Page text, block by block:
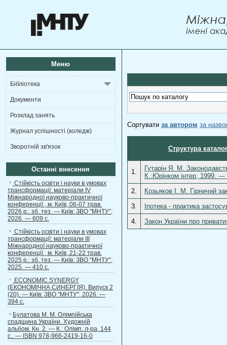
Меню
Бібліотека
Документи
Розклад занять
Журнал успішності (коледж)
Зворотній зв'язок
Останні внесення
Стійкість освіти і науки в умовах
трансформації: матеріали ІV
Міжнародної науково-практичної
конференції , м. Київ, 06-07 трав.
2026 р.: зб. тез. — Київ: ЗВО "МНТУ",
2026. — 609 с.
Стійкість освіти і науки в умовах
трансформації: матеріали ІІІ
Міжнародної науково-практичної
конференції , м. Київ, 21-22 трав.
2025 р.: зб. тез. — Київ: ЗВО "МНТУ",
2025. — 410 с.
ECONOMIC SYNERGY
(ЕКОНОМІЧНА СИНЕРГІЯ). Випуск 2
(20). — Київ: ЗВО "МНТУ", 2026. —
394 с.
Булатова М. М. Олімпійська
спадщина України. Художній
альбом. Кн. 2. — К.: Олімп. л-ра, 144
с.. — ISBN 978-966-2419-16-0
Сортувати за автором за
Структура
1.
Гутарін Я. М.
К.:Юрінком інтер, 1999. —
2.
Козьяков І. М. Гірничий
3.
Іпотека - практика
4.
Закон України про